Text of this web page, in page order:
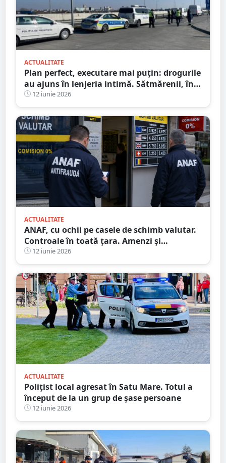
ACTUALITATE
Plan perfect, executare mai puțin: drogurile
au ajuns în lenjeria intimă. Sătmărenii, în
fața judecătorului
12 iunie 2026
ACTUALITATE
ANAF, cu ochii pe casele de schimb valutar.
Controale în toată țara. Amenzi și
confiscări de peste 3,4 milioane de lei
12 iunie 2026
ACTUALITATE
Polițist local agresat în Satu Mare. Totul a
început de la un grup de șase persoane
12 iunie 2026